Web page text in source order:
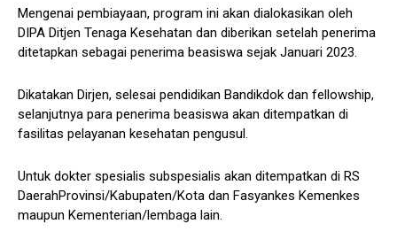
Mengenai pembiayaan, program ini akan dialokasikan oleh
DIPA Ditjen Tenaga Kesehatan dan diberikan setelah penerima
ditetapkan sebagai penerima beasiswa sejak Januari 2023.
Dikatakan Dirjen, selesai pendidikan Bandikdok dan fellowship,
selanjutnya para penerima beasiswa akan ditempatkan di
fasilitas pelayanan kesehatan pengusul.
Untuk dokter spesialis subspesialis akan ditempatkan di RS
DaerahProvinsi/Kabupaten/Kota dan Fasyankes Kemenkes
maupun Kementerian/lembaga lain.